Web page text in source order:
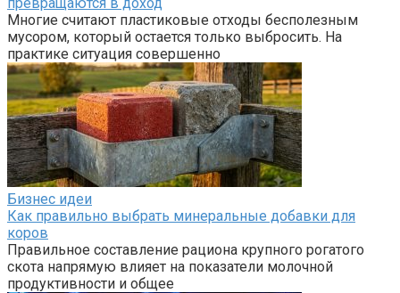
Многие считают пластиковые отходы бесполезным
мусором, который остается только выбросить. На
практике ситуация совершенно
Бизнес идеи
Как правильно выбрать минеральные добавки для
коров
Правильное составление рациона крупного рогатого
скота напрямую влияет на показатели молочной
продуктивности и общее